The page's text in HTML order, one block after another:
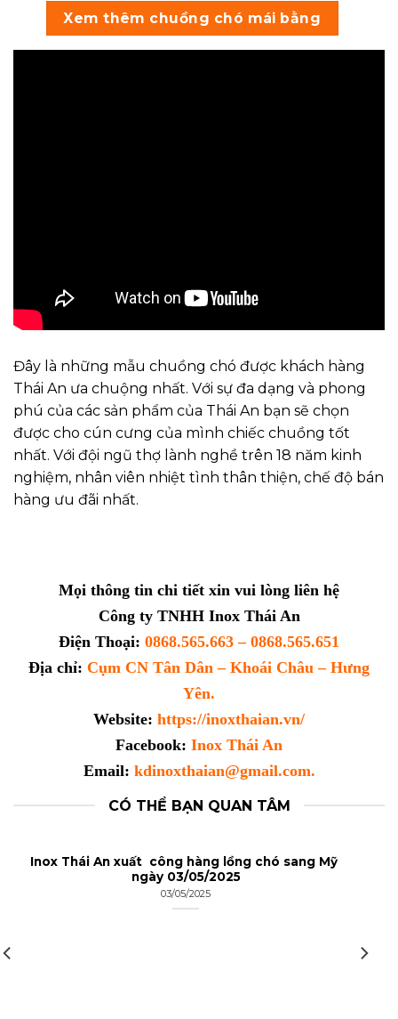
Xem thêm chuồng chó mái bằng
Đây là những mẫu chuồng chó được khách hàng
Thái An ưa chuộng nhất. Với sự đa dạng và phong
phú của các sản phẩm của Thái An bạn sẽ chọn
được cho cún cưng của mình chiếc chuồng tốt
nhất. Với đội ngũ thợ lành nghề trên 18 năm kinh
nghiệm, nhân viên nhiệt tình thân thiện, chế độ bán
hàng ưu đãi nhất.
Mọi thông tin chi tiết xin vui lòng liên hệ
Công ty TNHH Inox Thái An
Điện Thoại: 0868.565.663 – 0868.565.651
Địa chỉ: Cụm CN Tân Dân – Khoái Châu – Hưng
Yên.
Website: https://inoxthaian.vn/
Facebook: Inox Thái An
Email: kdinoxthaian@gmail.com.
CÓ THỂ BẠN QUAN TÂM
Inox Thái An xuất công hàng lồng chó sang Mỹ
ngày 03/05/2025
03/05/2025